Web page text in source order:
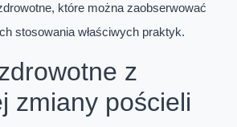
które można zaobserwować
stosowania właściwych praktyk.
z
zmiany pościeli